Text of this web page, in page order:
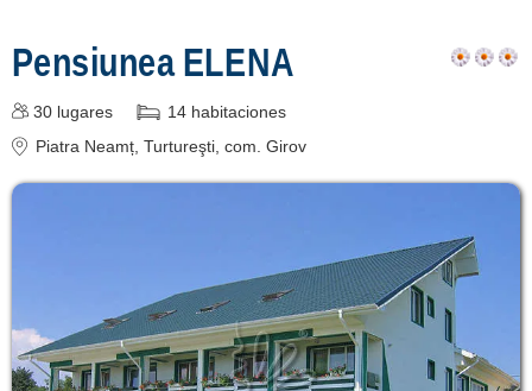
Pensiunea ELENA
30 lugares 14 habitaciones
Piatra Neamț , Turtureşti, com. Girov